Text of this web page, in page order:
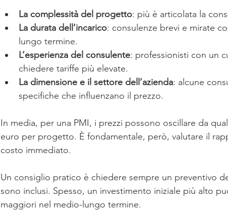
La complessità del progetto: più è articolata la
La durata dell’incarico: consulenze brevi e mirate
lungo termine.
L’esperienza del consulente: professionisti con un
chiedere tariffe più elevate.
La dimensione e il settore dell’azienda: alcune
specifiche che influenzano il prezzo.
In media, per una PMI, i prezzi possono oscillare da
euro per progetto. È fondamentale, però, valutare il
costo immediato.
Un consiglio pratico è chiedere sempre un preventivo
sono inclusi. Spesso, un investimento iniziale più alto
maggiori nel medio-lungo termine.